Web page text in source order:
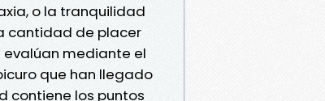
o la tranquilidad
cantidad de placer
evalúan mediante el
que han llegado
contiene los puntos